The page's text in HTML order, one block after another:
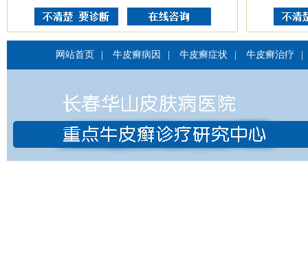
网站首页 牛皮癣病因 牛皮癣症状 牛皮癣治疗